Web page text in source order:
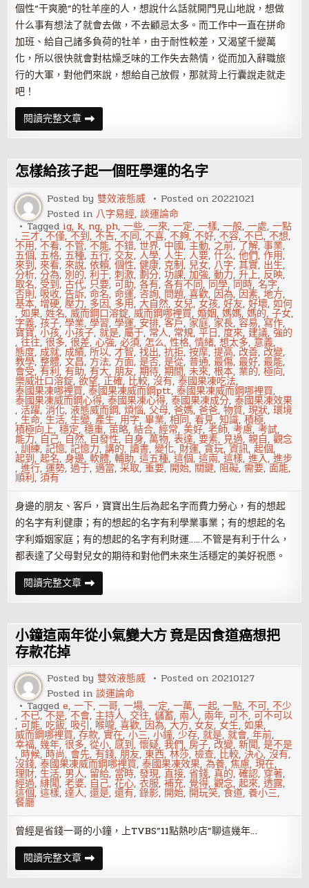
個性“干爽脆”的牡羊座的人，想說什么話就開門見山地說，想做
什么事有想法了就會去做，不去顧忌太多。而工作中一直在拼命
加班、給自己諸多負荷的牡羊，由于耐性較差，又渴望千變萬
化，所以很快就會對枯燥乏味的工作失去熱情，從而加入辭職旅
行的大軍，對他們來說，想給自己放假，那就背上行囊說走就走
吧！
閱讀完整文章12
星
座
辭
職
去
旅
行
嗎？
怎樣給孩子起一個旺學運的名字
Posted by雙效液態威 Posted on20221021
Posted in 八字易經,談運論命
Tagged ig, k, ng, ph,一些,一來,一定,一樣,一般,一處,一點
, 三才,不僅,不到,不吉,不同,不喜,不夠,不好,不容,不已,不想,
不用,不看,不管,不能,不錯,世界, 中國,主動, 之前, 了解,事業,
五個,五格,五種,五行, 交友,人學,人生,人要,什么,他們,作用,
來到,來看,來說,依賴,個性,健康, 克制, 兒女, 八字,其實, 出生,
分析,分為, 別的,利于,刺激,劃分,功課,加強,動力,升上, 反映,
取名, 受到,古代, 只要,可助,各有,各有不同, 同學, 同時,名字,
否則, 吸收,告訴,命名,命運,咨詢, 問題,喜歡, 因為, 因素,地方,
基本,增硬,壓力, 多因, 多用,大自然,女兒,女孩,好友,好壞,如何
,如果,姓名,威而鋼口溶錠,威而鋼哪裡買,婚姻,媽媽,媽的,子女,
字義,孩子,學業,學習,學運, 安排,客戶, 家庭, 家長,容易,寫作,
寶寶,小孩,小孩子,就是,屬于, 常人, 常規,平日,度來, 建議,強的
,往往,很多,很差,心強,必須, 怎么,性格,情緒,想太多, 意義,
態度, 成就, 成績,所以,才智,找出,抗拒,按摩,提高, 改善, 改變,
教學,整體,文昌, 方法, 方面,是否,是從,普通,最傷,最好,最能,
會受,有利,有助,有大,朋友,期待,期間,未來,根本, 業的,極向,
樂威壯口溶錠,欲望,正確, 比較,沒有,泰國果凍吃法,
泰國果凍哪裡買,泰國果凍威而鋼ptt,泰國果凍威而鋼哪裡買,
泰國果凍威而鋼心得,泰國果凍心得,泰國果凍成分,泰國果凍效果
,活躍,消化,液態威而鋼,煩惱,父母,爸媽,爸爸,物質,現狀,環境
,生命,生活,生變,產生, 用字,畢業,相同,看見,知識,積極,
積極向上,穩定,穩重,策略,結合,經常,美好,老師,考慮,考試,
能力, 自己, 自然, 自發性, 自身,萬物,表達,要素, 見過,親自,觀念
,訓練,記憶,記憶力,講的,讀書,變化, 財運,貪玩,資訊,起個,
起到,起名,身邊,軟體,輔助,這五種,這個,這兩,這樣,進入,進步
,進行,運勢,過于,適當,采取,重要, 開始, 關鍵, 阻礙, 需要,面能,
順利,須有
身邊的朋友、客戶，寶寶出生后為起名字而費力勞心，有的想起
的名字有利健康；有的想起的名字有利學業事業；有的想起的名
字利婚姻家庭；有的想起的名字有利財運……不管是有利于什么，
都表達了父母對兒女的期待和對他們未來生活穩定的美好祝愿。
閱讀完整文章怎
樣
給
子
起
一
學
運
的
名
字
小鐘這兩年從小氣變大方 竟是因食道癌想把
存款花掉
Posted by雙效液態威 Posted on20210127
Posted in談運論命
Taggede,一下,一哥,一場,一定,一萬,一起,一點,不可,不少
,不已,不是,不會,主持人, 交往,儲蓄, 兩人, 兩年,可不,可不可以
,可能, 吃飯, 吸引, 喉嚨,喜歡, 因為,大方,女友,女生,如果,
威而鋼哪裡買,存款,實在,小三,小鐘,少存,就是,就會,年前,
幸福,幾年,很多,從小,感到,懷疑,我們,房子, 改變,新聞,是不是
, 時候, 時尚, 會先,有錢,朋友,東西,林莎,檢查, 比較,決心,沒有,
沒錢,泰國果凍威而鋼哪裡買,泰國果凍效果,為養,焦慮,現在,
理財,生活, 男人, 留給, 當時,發現,直接,省錢,真的,確認,穿著,
經過,緋聞,老婆, 自己,花心,衣服,補充, 覺得,觀念,起來,透露,
這個,這樣,達人,還是,還有,錄影, 開始, 開玩笑,食道,養小三,
餐廳
曾經是省錢一哥的小鐘，上TVBS”11點熱吵店”聊這幾年…
閱讀完整文章小
鐘
這